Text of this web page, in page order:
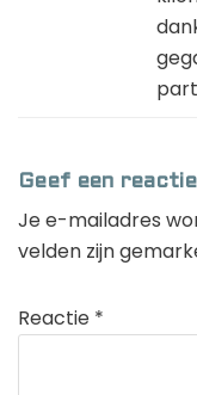
Geef een reactie
Je e-mailadres
velden zijn
Reactie *